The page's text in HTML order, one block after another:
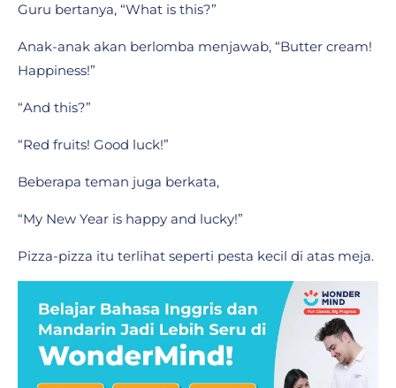
Guru bertanya, “What is this?”
Anak-anak akan berlomba menjawab, “Butter cream!
Happiness!”
“And this?”
“Red fruits! Good luck!”
Beberapa teman juga berkata,
“My New Year is happy and lucky!”
Pizza-pizza itu terlihat seperti pesta kecil di atas meja.